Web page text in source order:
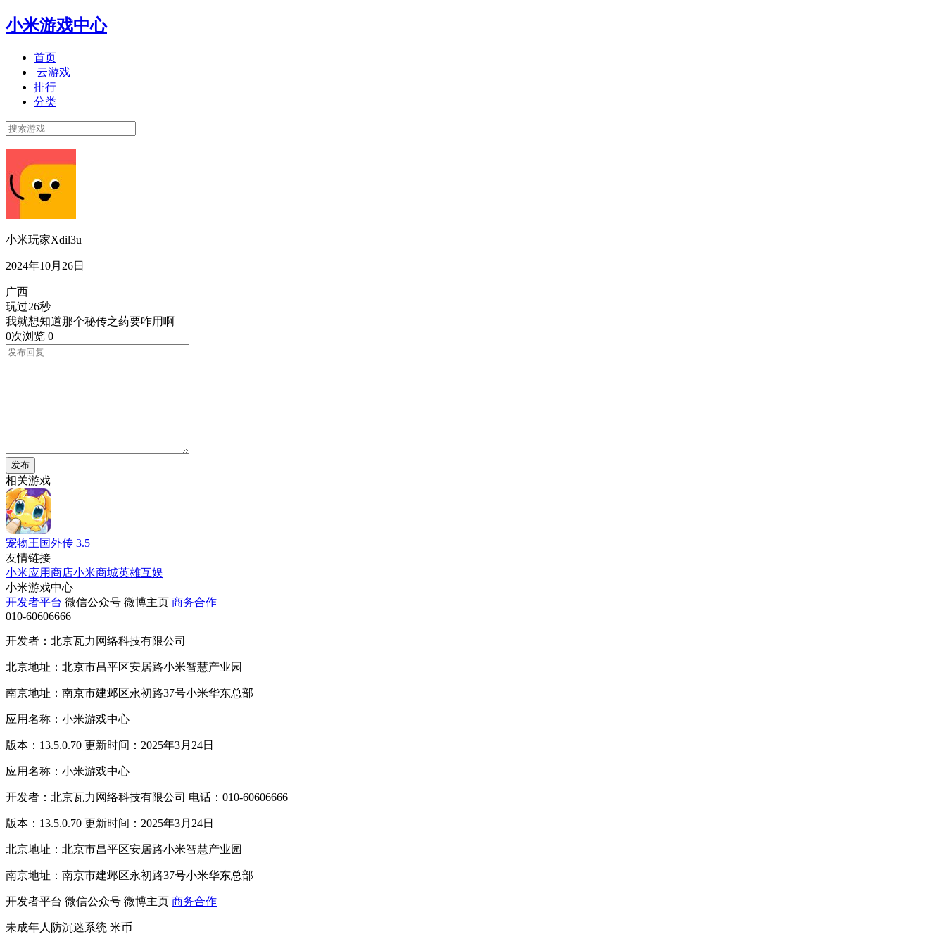
小米游戏中心
首页
云游戏
排行
分类
小米玩家Xdil3u
2024年10月26日
广西
玩过26秒
我就想知道那个秘传之药要咋用啊
0次浏览 0
发布
相关游戏
宠物王国外传 3.5
友情链接
小米应用商店小米商城英雄互娱
小米游戏中心
开发者平台 微信公众号 微博主页 商务合作
010-60606666
开发者：北京瓦力网络科技有限公司
北京地址：北京市昌平区安居路小米智慧产业园
南京地址：南京市建邺区永初路37号小米华东总部
应用名称：小米游戏中心
版本：13.5.0.70 更新时间：2025年3月24日
应用名称：小米游戏中心
开发者：北京瓦力网络科技有限公司 电话：010-60606666
版本：13.5.0.70 更新时间：2025年3月24日
北京地址：北京市昌平区安居路小米智慧产业园
南京地址：南京市建邺区永初路37号小米华东总部
开发者平台 微信公众号 微博主页 商务合作
未成年人防沉迷系统 米币